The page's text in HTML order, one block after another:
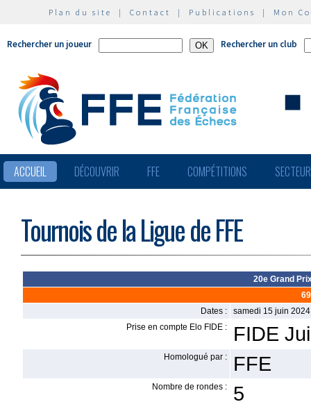
Plan du site | Contact | Publications | Mon
Rechercher un joueur Rechercher un club
ACCUEIL DÉCOUVRIR FFE COMPÉTITIONS
Tournois de la Ligue de FFE
20e Grand
Dates :
samedi 15 juin
Prise en compte Elo FIDE :
FIDE
Homologué par : FFE
Nombre de rondes : 5